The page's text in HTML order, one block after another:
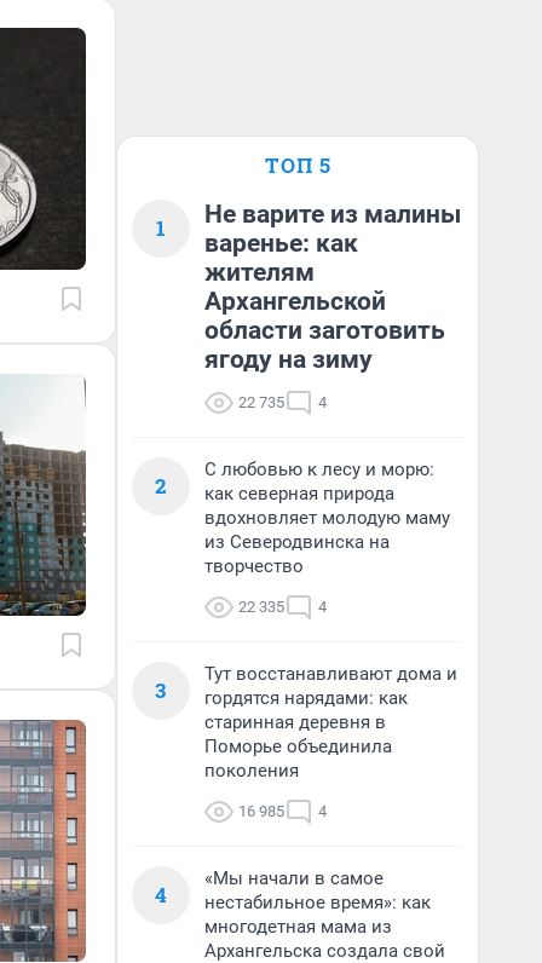
ТОП 5
1
Не варите из малины
варенье: как
жителям
Архангельской
области заготовить
ягоду на зиму
22 735 4
2
С любовью к лесу и морю:
как северная природа
вдохновляет молодую маму
из Северодвинска на
творчество
22 335 4
3
Тут восстанавливают дома и
гордятся нарядами: как
старинная деревня в
Поморье объединила
поколения
16 985 4
4
«Мы начали в самое
нестабильное время»: как
многодетная мама из
Архангельска создала свой